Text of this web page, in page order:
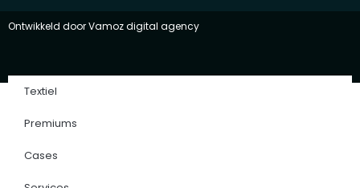
Ontwikkeld doorVamoz digital agency
Textiel
Premiums
Cases